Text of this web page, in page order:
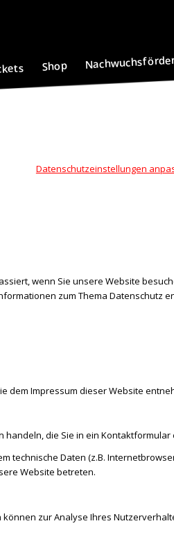
Shop
Datenschutzeinstellungen
wenn Sie unsere Website
zum Thema Datenschutz
dem Impressum dieser Website
handeln, die Sie in ein Kontaktformular
technische Daten (z.B.
Website betreten.
zur Analyse Ihres